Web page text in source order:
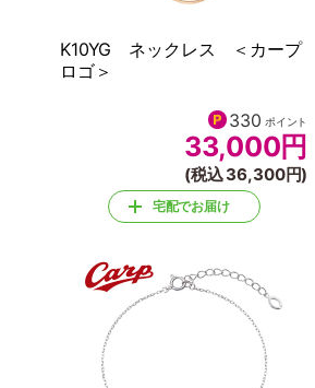
K10YG ネックレス ＜カープ
ロゴ＞
330 ポイント
33,000円
(税込 36,300円)
宅配でお届け